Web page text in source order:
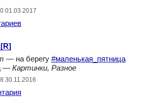
01.03.2017
— на берегу #маленькая_пятница
— Картинки, Разное
30.11.2016